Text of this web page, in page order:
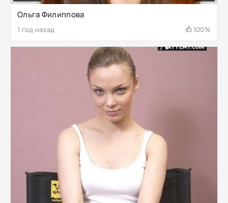
Ольга Филиппова
1 год назад 100%